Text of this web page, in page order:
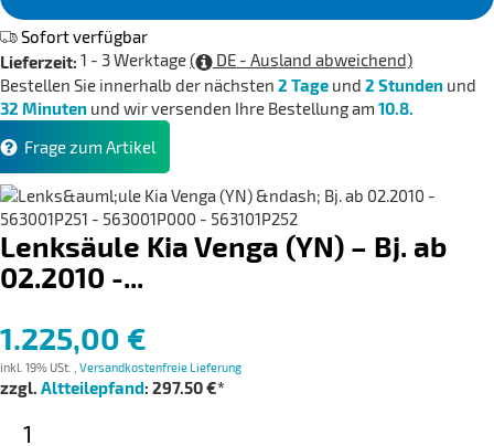
Sofort verfügbar
Lieferzeit: 1 - 3 Werktage(
DE - Ausland abweichend)
Bestellen Sie innerhalb der nächsten 2 Tage und 2 Stunden und
32 Minuten und wir versenden Ihre Bestellung am 10.8.
Frage zum Artikel
Lenksäule Kia Venga (YN) – Bj. ab
02.2010 -...
1.225,00 €
inkl. 19% USt. , Versandkostenfreie Lieferung
zzgl. Altteilepfand: 297.50 €*